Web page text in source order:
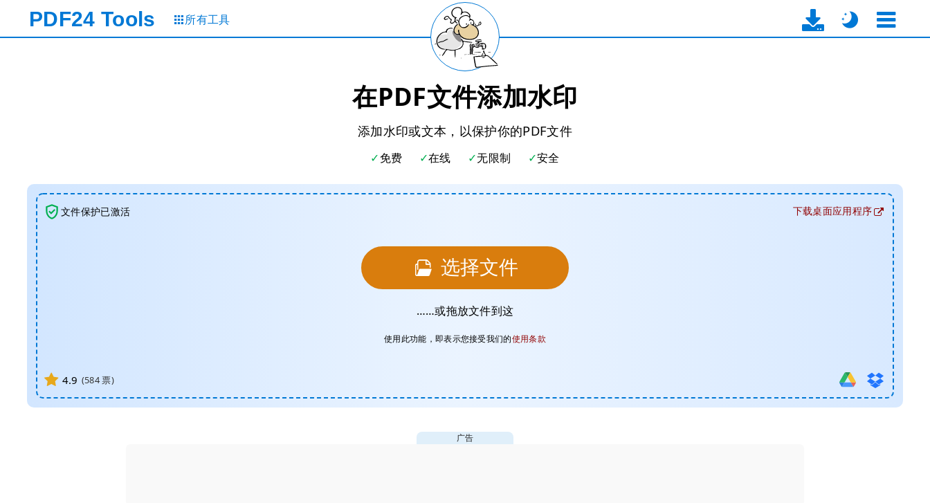
PDF24 Tools 所有工具
在PDF文件添加水印
添加水印或文本，以保护你的PDF文件
免费 在线 无限制 安全
选择文件
……或拖放文件到这
使用此功能，即表示您接受我们的使用条款
4.9 (584票)
下载桌面应用程序
文件保护已激活
广告